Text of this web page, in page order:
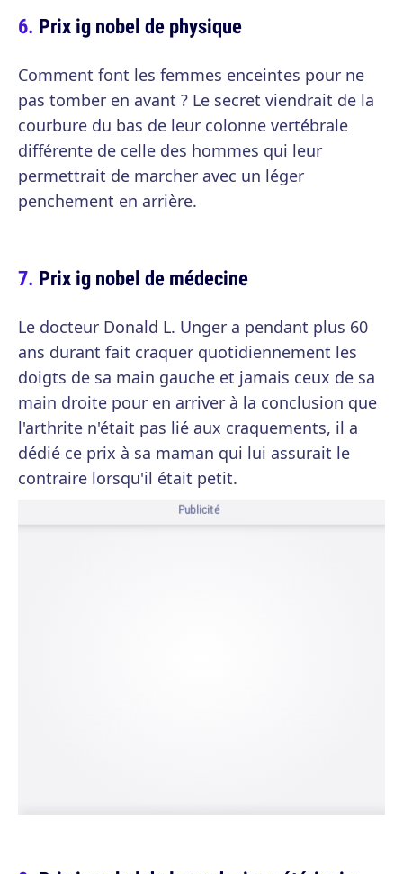
Prix ig nobel de physique
Comment font les femmes enceintes pour ne
pas tomber en avant ? Le secret viendrait de la
courbure du bas de leur colonne vertébrale
différente de celle des hommes qui leur
permettrait de marcher avec un léger
penchement en arrière.
Prix ig nobel de médecine
Le docteur Donald L. Unger a pendant plus 60
ans durant fait craquer quotidiennement les
doigts de sa main gauche et jamais ceux de sa
main droite pour en arriver à la conclusion que
l'arthrite n'était pas lié aux craquements, il a
dédié ce prix à sa maman qui lui assurait le
contraire lorsqu'il était petit.
Publicité